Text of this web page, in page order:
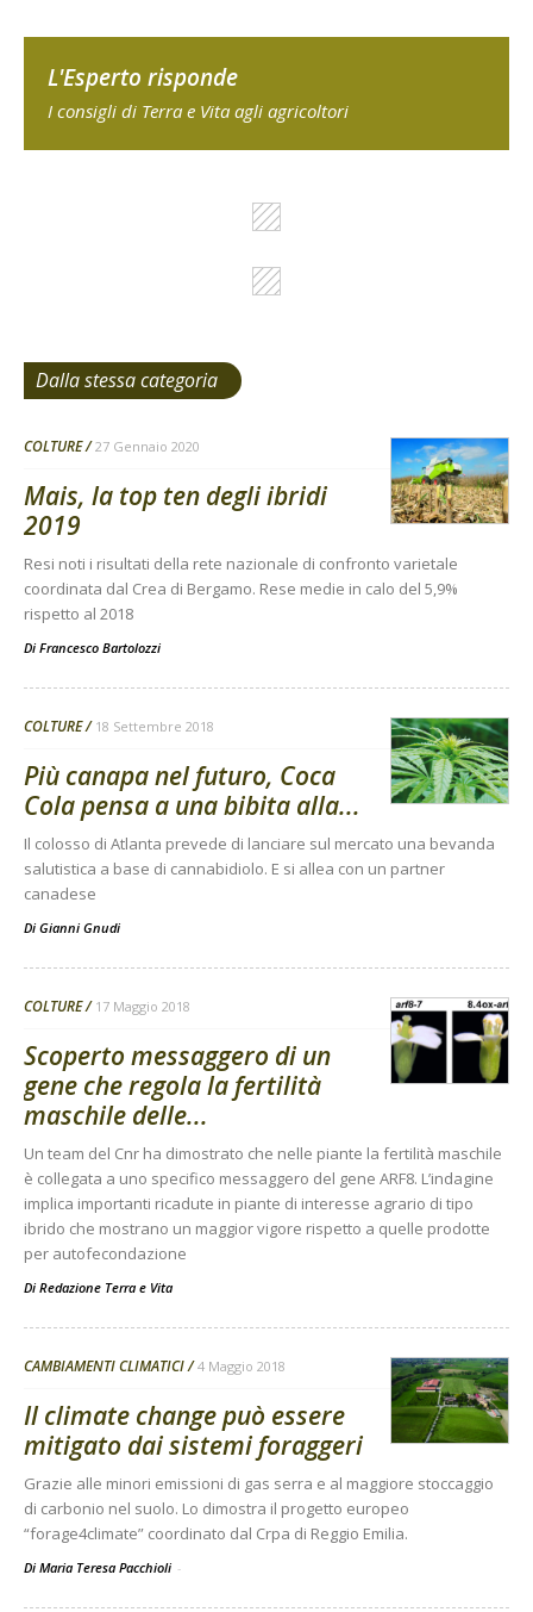
L'Esperto risponde
I consigli di Terra e Vita agli agricoltori
Dalla stessa categoria
COLTURE 27 Gennaio 2020
Mais, la top ten degli ibridi
2019
Resi noti i risultati della rete nazionale di confronto varietale
coordinata dal Crea di Bergamo. Rese medie in calo del 5,9%
rispetto al 2018
Di Francesco Bartolozzi
COLTURE 18 Settembre 2018
Più canapa nel futuro, Coca
Cola pensa a una bibita alla...
Il colosso di Atlanta prevede di lanciare sul mercato una bevanda
salutistica a base di cannabidiolo. E si allea con un partner
canadese
Di Gianni Gnudi
COLTURE 17 Maggio 2018
Scoperto messaggero di un
gene che regola la fertilità
maschile delle...
Un team del Cnr ha dimostrato che nelle piante la fertilità maschile
è collegata a uno specifico messaggero del gene ARF8. L’indagine
implica importanti ricadute in piante di interesse agrario di tipo
ibrido che mostrano un maggior vigore rispetto a quelle prodotte
per autofecondazione
Di Redazione Terra e Vita
CAMBIAMENTI CLIMATICI 4 Maggio 2018
Il climate change può essere
mitigato dai sistemi foraggeri
Grazie alle minori emissioni di gas serra e al maggiore stoccaggio
di carbonio nel suolo. Lo dimostra il progetto europeo
“forage4climate” coordinato dal Crpa di Reggio Emilia.
Di Maria Teresa Pacchioli -